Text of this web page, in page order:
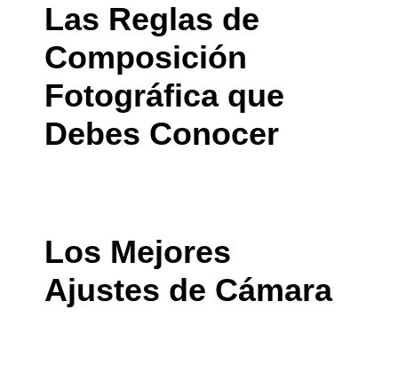
Las Reglas de
Composición
Fotográfica que
Debes Conocer
Los Mejores
Ajustes de Cámara